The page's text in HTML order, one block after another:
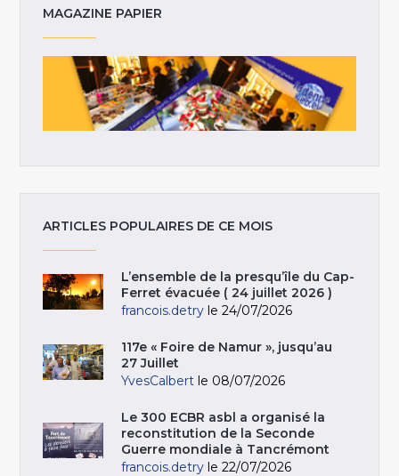
MAGAZINE PAPIER
ARTICLES POPULAIRES DE CE MOIS
L’ensemble de la presqu’île du Cap-
Ferret évacuée ( 24 juillet 2026 )
francois.detry le 24/07/2026
117e « Foire de Namur », jusqu’au
27 Juillet
YvesCalbert le 08/07/2026
Le 300 ECBR asbl a organisé la
reconstitution de la Seconde
Guerre mondiale à Tancrémont
francois.detry le 22/07/2026